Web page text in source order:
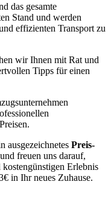
das gesamte
Stand und werden
effizienten Transport zu
wir Ihnen mit Rat und
Tipps für einen
ausgezeichnetes Preis-
freuen uns darauf,
Erlebnis
in Ihr neues Zuhause.